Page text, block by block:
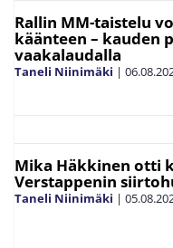
Rallin MM-taistelu
käänteen – kauden
vaakalaudalla
Taneli Niinimäki |
Mika Häkkinen otti
Verstappenin
Taneli Niinimäki |